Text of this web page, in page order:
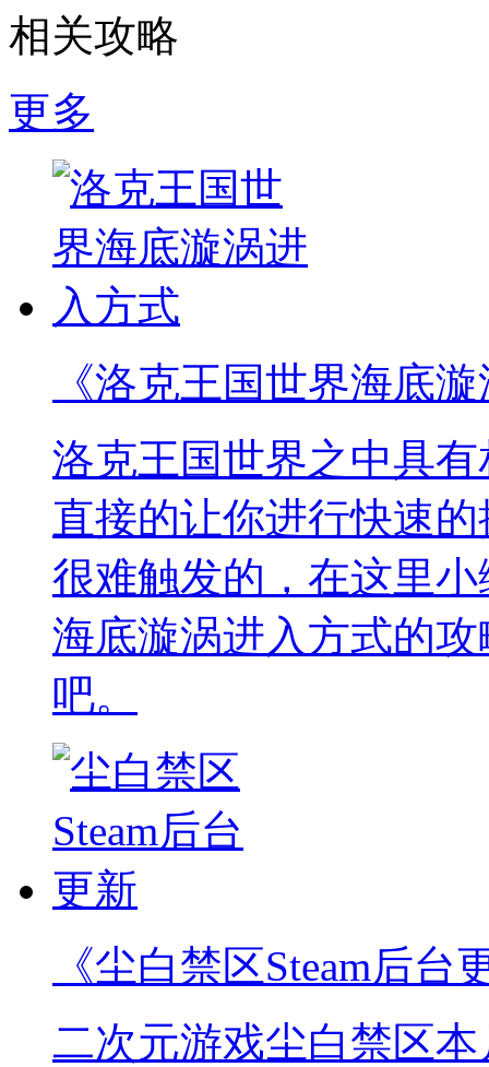
相关攻略
更多
《洛克王国世界海底
洛克王国世界之中具
直接的让你进行快速
很难触发的，在这里
海底漩涡进入方式的
吧。
《尘白禁区Steam后台
二次元游戏尘白禁区